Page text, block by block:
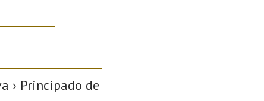
› Principado de